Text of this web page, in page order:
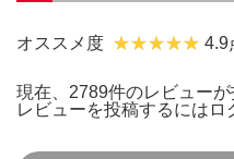
オススメ度 4.9
現在、2789件のレビューが
レビューを投稿するには ロ